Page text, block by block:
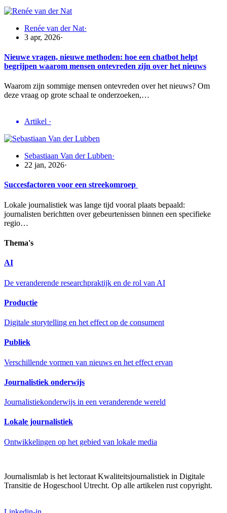
Renée van der Nat·
3 apr, 2026·
Nieuwe vragen, nieuwe methoden: hoe een chatbot helpt
begrijpen waarom mensen ontevreden zijn over het nieuws
Waarom zijn sommige mensen ontevreden over het nieuws? Om
deze vraag op grote schaal te onderzoeken,…
Artikel ·
Sebastiaan Van der Lubben·
22 jan, 2026·
Succesfactoren voor een streekomroep
Lokale journalistiek was lange tijd vooral plaats bepaald:
journalisten berichtten over gebeurtenissen binnen een specifieke
regio…
Thema's
AI
De veranderende researchpraktijk en de rol van AI
Productie
Digitale storytelling en het effect op de consument
Publiek
Verschillende vormen van nieuws en het effect ervan
Journalistiek onderwijs
Journalistiekonderwijs in een veranderende wereld
Lokale journalistiek
Ontwikkelingen op het gebied van lokale media
Journalismlab is het lectoraat Kwaliteitsjournalistiek in Digitale
Transitie de Hogeschool Utrecht. Op alle artikelen rust copyright.